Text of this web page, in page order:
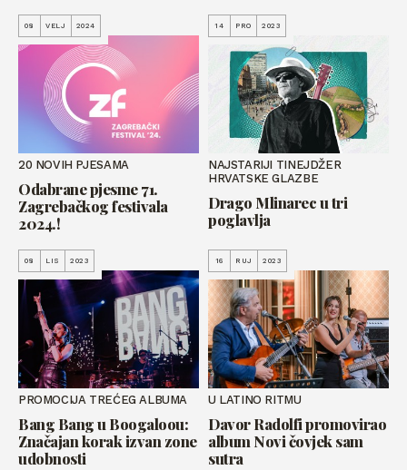
08 VELJ 2024
20 NOVIH PJESAMA
Odabrane pjesme 71.
Zagrebačkog festivala
2024.!
14 PRO 2023
NAJSTARIJI TINEJDŽER
HRVATSKE GLAZBE
Drago Mlinarec u tri
poglavlja
08 LIS 2023
PROMOCIJA TREĆEG ALBUMA
Bang Bang u Boogaloou:
Značajan korak izvan zone
udobnosti
16 RUJ 2023
U LATINO RITMU
Davor Radolfi promovirao
album Novi čovjek sam
sutra